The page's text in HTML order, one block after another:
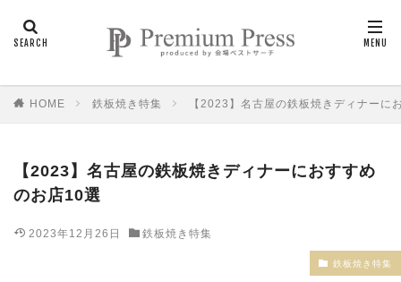
HOME 鉄板焼き特集 【2023】名古屋の鉄板焼きディナーに
【2023】名古屋の鉄板焼きディナーにおすすめ
のお店10選
2023年12月26日 鉄板焼き特集
鉄板焼き特集